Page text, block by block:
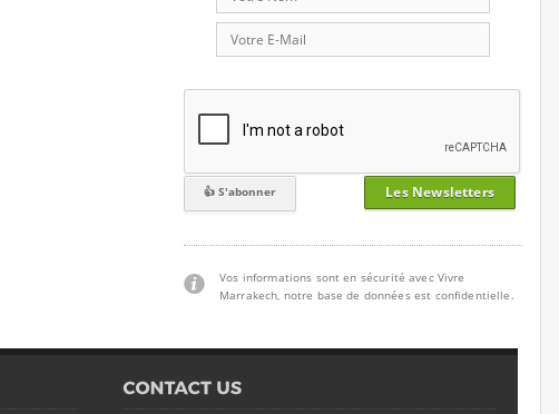
Les Newsletters
Vos informations sont en sécurité avec Vivre
Marrakech, notre base de données est confidentielle.